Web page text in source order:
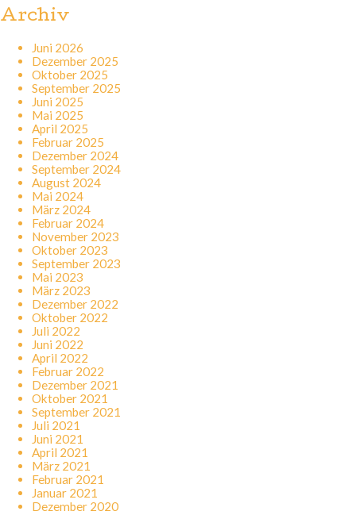
Archiv
Juni 2026
Dezember 2025
Oktober 2025
September 2025
Juni 2025
Mai 2025
April 2025
Februar 2025
Dezember 2024
September 2024
August 2024
Mai 2024
März 2024
Februar 2024
November 2023
Oktober 2023
September 2023
Mai 2023
März 2023
Dezember 2022
Oktober 2022
Juli 2022
Juni 2022
April 2022
Februar 2022
Dezember 2021
Oktober 2021
September 2021
Juli 2021
Juni 2021
April 2021
März 2021
Februar 2021
Januar 2021
Dezember 2020